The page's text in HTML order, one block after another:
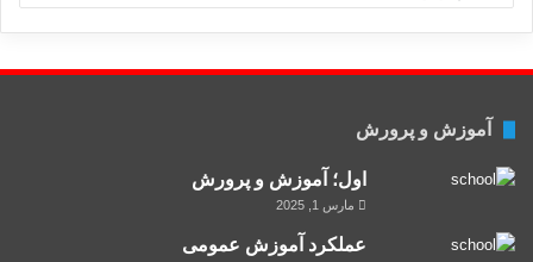
آموزش و پرورش
اول؛ آموزش و پرورش
مارس 1, 2025
عملکرد آموزش عمومی